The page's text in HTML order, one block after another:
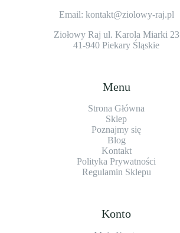
Email: kontakt@ziolowy-raj.pl
Ziołowy Raj ul. Karola Miarki 23
41-940 Piekary Śląskie
Menu
Strona Główna
Sklep
Poznajmy się
Blog
Kontakt
Polityka Prywatności
Regulamin Sklepu
Konto